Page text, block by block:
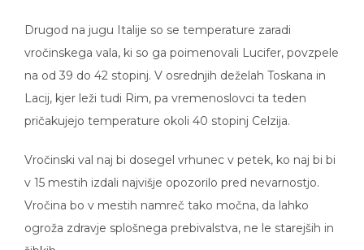
Drugod na jugu Italije so se temperature zaradi
vročinskega vala, ki so ga poimenovali Lucifer, povzpele
na od 39 do 42 stopinj. V osrednjih deželah Toskana in
Lacij, kjer leži tudi Rim, pa vremenoslovci ta teden
pričakujejo temperature okoli 40 stopinj Celzija.
Vročinski val naj bi dosegel vrhunec v petek, ko naj bi bi
v 15 mestih izdali najvišje opozorilo pred nevarnostjo.
Vročina bo v mestih namreč tako močna, da lahko
ogroža zdravje splošnega prebivalstva, ne le starejših in